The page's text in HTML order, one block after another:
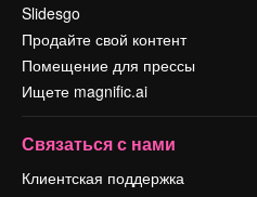
Slidesgo
Продайте свой контент
Помещение для прессы
Ищете magnific.ai
Связаться с нами
Клиентская поддержка